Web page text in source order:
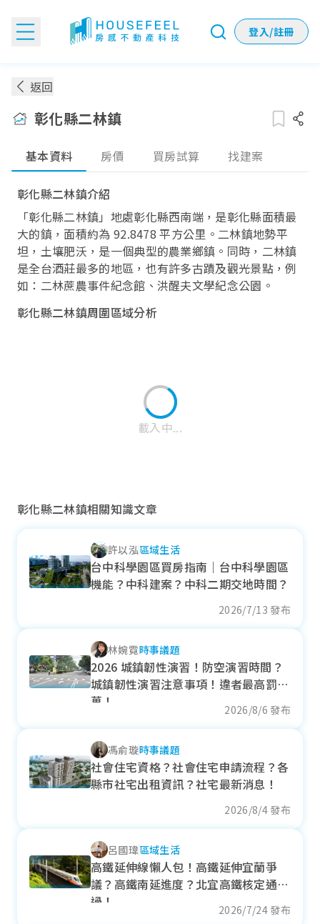
登入/註冊
返回
彰化縣二林鎮
基本資料 房價 買房試算 找建案
彰化縣二林鎮介紹
「彰化縣二林鎮」地處彰化縣西南端，是彰化縣面積最
大的鎮，面積約為 92.8478 平方公里。二林鎮地勢平
坦，土壤肥沃，是一個典型的農業鄉鎮。同時，二林鎮
是全台酒莊最多的地區，也有許多古蹟及觀光景點，例
如：二林蔗農事件紀念館、洪醒夫文學紀念公園。
彰化縣二林鎮周圍區域分析
載入中...
福興鄉
近一年成交單價
各季房價趨勢
近一年成交單價
30萬元/坪
埔鹽鄉
彰化縣二林鎮相關知識文章
許以泓區域生活
台中科學園區買房指南｜台中科學園區
機能？中科建案？中科二期交地時間？
2026/7/13 發布
林婉霓時事議題
2026 城鎮韌性演習！防空演習時間？
城鎮韌性演習注意事項！違者最高罰15
萬！
2026/8/6 發布
馮俞璇時事議題
社會住宅資格？社會住宅申請流程？各
縣市社宅出租資訊？社宅最新消息！
2026/8/4 發布
呂國瑋區域生活
高鐵延伸線懶人包！高鐵延伸宜蘭爭
議？高鐵南延進度？北宜高鐵核定通
過！
2026/7/24 發布